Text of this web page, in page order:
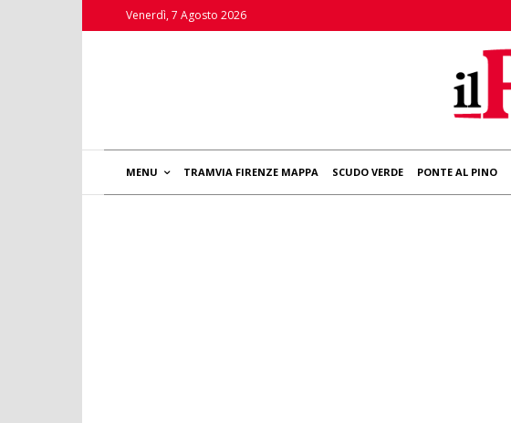
Venerdì, 7 Agosto 2026
MENU TRAMVIA FIRENZE MAPPA SCUDO VERDE PONTE AL PINO